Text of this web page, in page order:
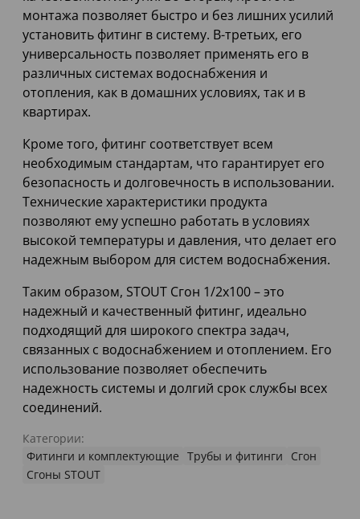
монтажа позволяет быстро и без лишних усилий
установить фитинг в систему. В-третьих, его
универсальность позволяет применять его в
различных системах водоснабжения и
отопления, как в домашних условиях, так и в
квартирах.
Кроме того, фитинг соответствует всем
необходимым стандартам, что гарантирует его
безопасность и долговечность в использовании.
Технические характеристики продукта
позволяют ему успешно работать в условиях
высокой температуры и давления, что делает его
надежным выбором для систем водоснабжения.
Таким образом, STOUT Сгон 1/2x100 – это
надежный и качественный фитинг, идеально
подходящий для широкого спектра задач,
связанных с водоснабжением и отоплением. Его
использование позволяет обеспечить
надежность системы и долгий срок службы всех
соединений.
Категории:
Фитинги и комплектующие Трубы и фитинги
Сгон
Сгоны STOUT